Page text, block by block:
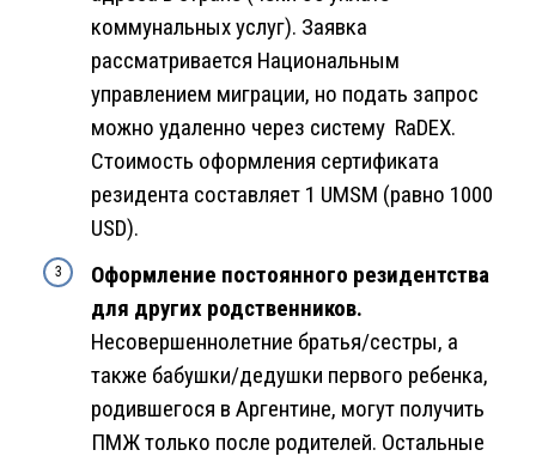
коммунальных услуг). Заявка
рассматривается Национальным
управлением миграции, но подать запрос
можно удаленно через систему RaDEX.
Стоимость оформления сертификата
резидента составляет 1 UMSM (равно 1000
USD).
Оформление постоянного резидентства
для других родственников.
Несовершеннолетние братья/сестры, а
также бабушки/дедушки первого ребенка,
родившегося в Аргентине, могут получить
ПМЖ только после родителей. Остальные